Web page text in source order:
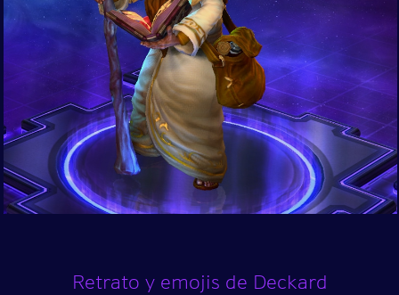
Retrato y emojis de Deckard